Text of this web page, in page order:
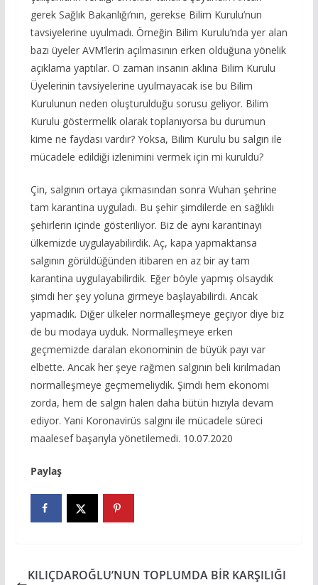
gerek Sağlık Bakanlığı’nın, gerekse Bilim Kurulu’nun
tavsiyelerine uyulmadı. Örneğin Bilim Kurulu’nda yer alan
bazı üyeler AVM’lerin açılmasının erken olduğuna yönelik
açıklama yaptılar. O zaman insanın aklına Bilim Kurulu
Üyelerinin tavsiyelerine uyulmayacak ise bu Bilim
Kurulunun neden oluşturulduğu sorusu geliyor. Bilim
Kurulu göstermelik olarak toplanıyorsa bu durumun
kime ne faydası vardır? Yoksa, Bilim Kurulu bu salgın ile
mücadele edildiği izlenimini vermek için mi kuruldu?
Çin, salgının ortaya çıkmasından sonra Wuhan şehrine
tam karantina uyguladı. Bu şehir şimdilerde en sağlıklı
şehirlerin içinde gösteriliyor. Biz de aynı karantinayı
ülkemizde uygulayabilirdik. Aç, kapa yapmaktansa
salgının görüldüğünden itibaren en az bir ay tam
karantina uygulayabilirdik. Eğer böyle yapmış olsaydık
şimdi her şey yoluna girmeye başlayabilirdi. Ancak
yapmadık. Diğer ülkeler normalleşmeye geçiyor diye biz
de bu modaya uyduk. Normalleşmeye erken
geçmemizde daralan ekonominin de büyük payı var
elbette. Ancak her şeye rağmen salgının beli kırılmadan
normalleşmeye geçmemeliydik. Şimdi hem ekonomi
zorda, hem de salgın halen daha bütün hızıyla devam
ediyor. Yani Koronavirüs salgını ile mücadele süreci
maalesef başarıyla yönetilemedi. 10.07.2020
Paylaş
KILIÇDAROĞLU’NUN TOPLUMDA BİR KARŞILIĞI